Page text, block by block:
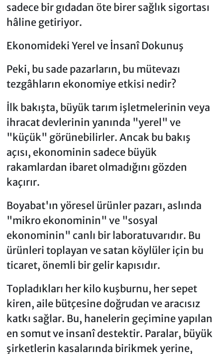
sadece bir gıdadan öte birer sağlık sigortası
hâline getiriyor.
Ekonomideki Yerel ve İnsanî Dokunuş
Peki, bu sade pazarların, bu mütevazı
tezgâhların ekonomiye etkisi nedir?
İlk bakışta, büyük tarım işletmelerinin veya
ihracat devlerinin yanında "yerel" ve
"küçük" görünebilirler. Ancak bu bakış
açısı, ekonominin sadece büyük
rakamlardan ibaret olmadığını gözden
kaçırır.
Boyabat'ın yöresel ürünler pazarı, aslında
"mikro ekonominin" ve "sosyal
ekonominin" canlı bir laboratuvarıdır. Bu
ürünleri toplayan ve satan köylüler için bu
ticaret, önemli bir gelir kapısıdır.
Topladıkları her kilo kuşburnu, her sepet
kiren, aile bütçesine doğrudan ve aracısız
katkı sağlar. Bu, hanelerin geçimine yapılan
en somut ve insanî destektir. Paralar, büyük
şirketlerin kasalarında birikmek yerine,